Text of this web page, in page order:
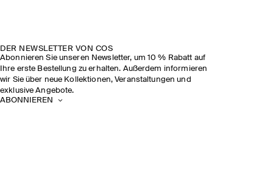
DER NEWSLETTER VON COS
Abonnieren Sie unseren Newsletter, um 10 % Rabatt auf
Ihre erste Bestellung zu erhalten. Außerdem informieren
wir Sie über neue Kollektionen, Veranstaltungen und
exklusive Angebote.
ABONNIEREN